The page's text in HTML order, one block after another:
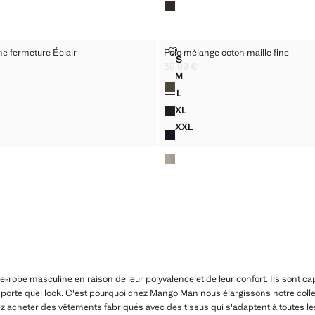
FINE FERMETURE ÉCLAIR
FINE FERMETURE ÉCLAIR
FINE FERMETURE ÉCLAIR
FINE FERMETURE ÉCLAIR
FINE FERMETURE ÉCLAIR
fermeture Éclair
FINE FERMETURE ÉCLAIR
]
Tailles
SPOLO MÉLANGE COTON
MPOLO MÉLANGE COTON
LPOLO MÉLANGE COTON
XLPOLO MÉLANGE COTON
XXLPOLO MÉLANGE COTON
Polo mélange coton maille fine
POLO MÉLANGE COTON MAILLE
Prix actuel [39,99 € ]
39,99 €
Couleurs
robe masculine en raison de leur polyvalence et de leur confort. Ils sont
quel look. C'est pourquoi chez Mango Man nous élargissons notre
acheter des vêtements fabriqués avec des tissus qui s'adaptent à toutes